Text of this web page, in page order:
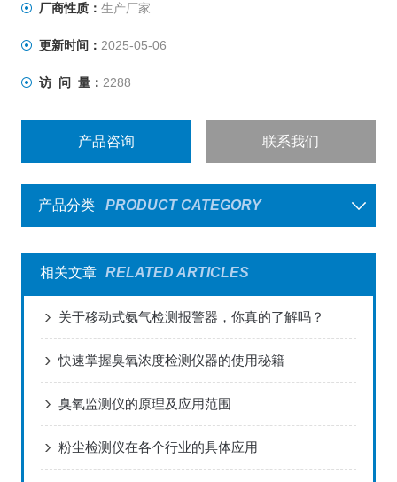
厂商性质： 生产厂家
更新时间： 2025-05-06
访 问 量： 2288
产品咨询 联系我们
产品分类 PRODUCT CATEGORY
相关文章 RELATED ARTICLES
关于移动式氨气检测报警器，你真的了解吗？
快速掌握臭氧浓度检测仪器的使用秘籍
臭氧监测仪的原理及应用范围
粉尘检测仪在各个行业的具体应用